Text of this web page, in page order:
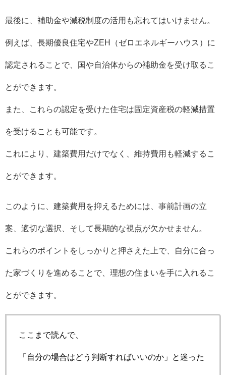
最後に、補助金や減税制度の活用も忘れてはいけません。
例えば、長期優良住宅やZEH（ゼロエネルギーハウス）に
認定されることで、国や自治体からの補助金を受け取るこ
とができます。
また、これらの認定を受けた住宅は固定資産税の軽減措置
を受けることも可能です。
これにより、建築費用だけでなく、維持費用も軽減するこ
とができます。
このように、建築費用を抑えるためには、事前計画の立
案、適切な選択、そして長期的な視点が欠かせません。
これらのポイントをしっかりと押さえた上で、自分に合っ
た家づくりを進めることで、理想の住まいを手に入れるこ
とができます。
ここまで読んで、
「自分の場合はどう判断すればいいのか」と迷った